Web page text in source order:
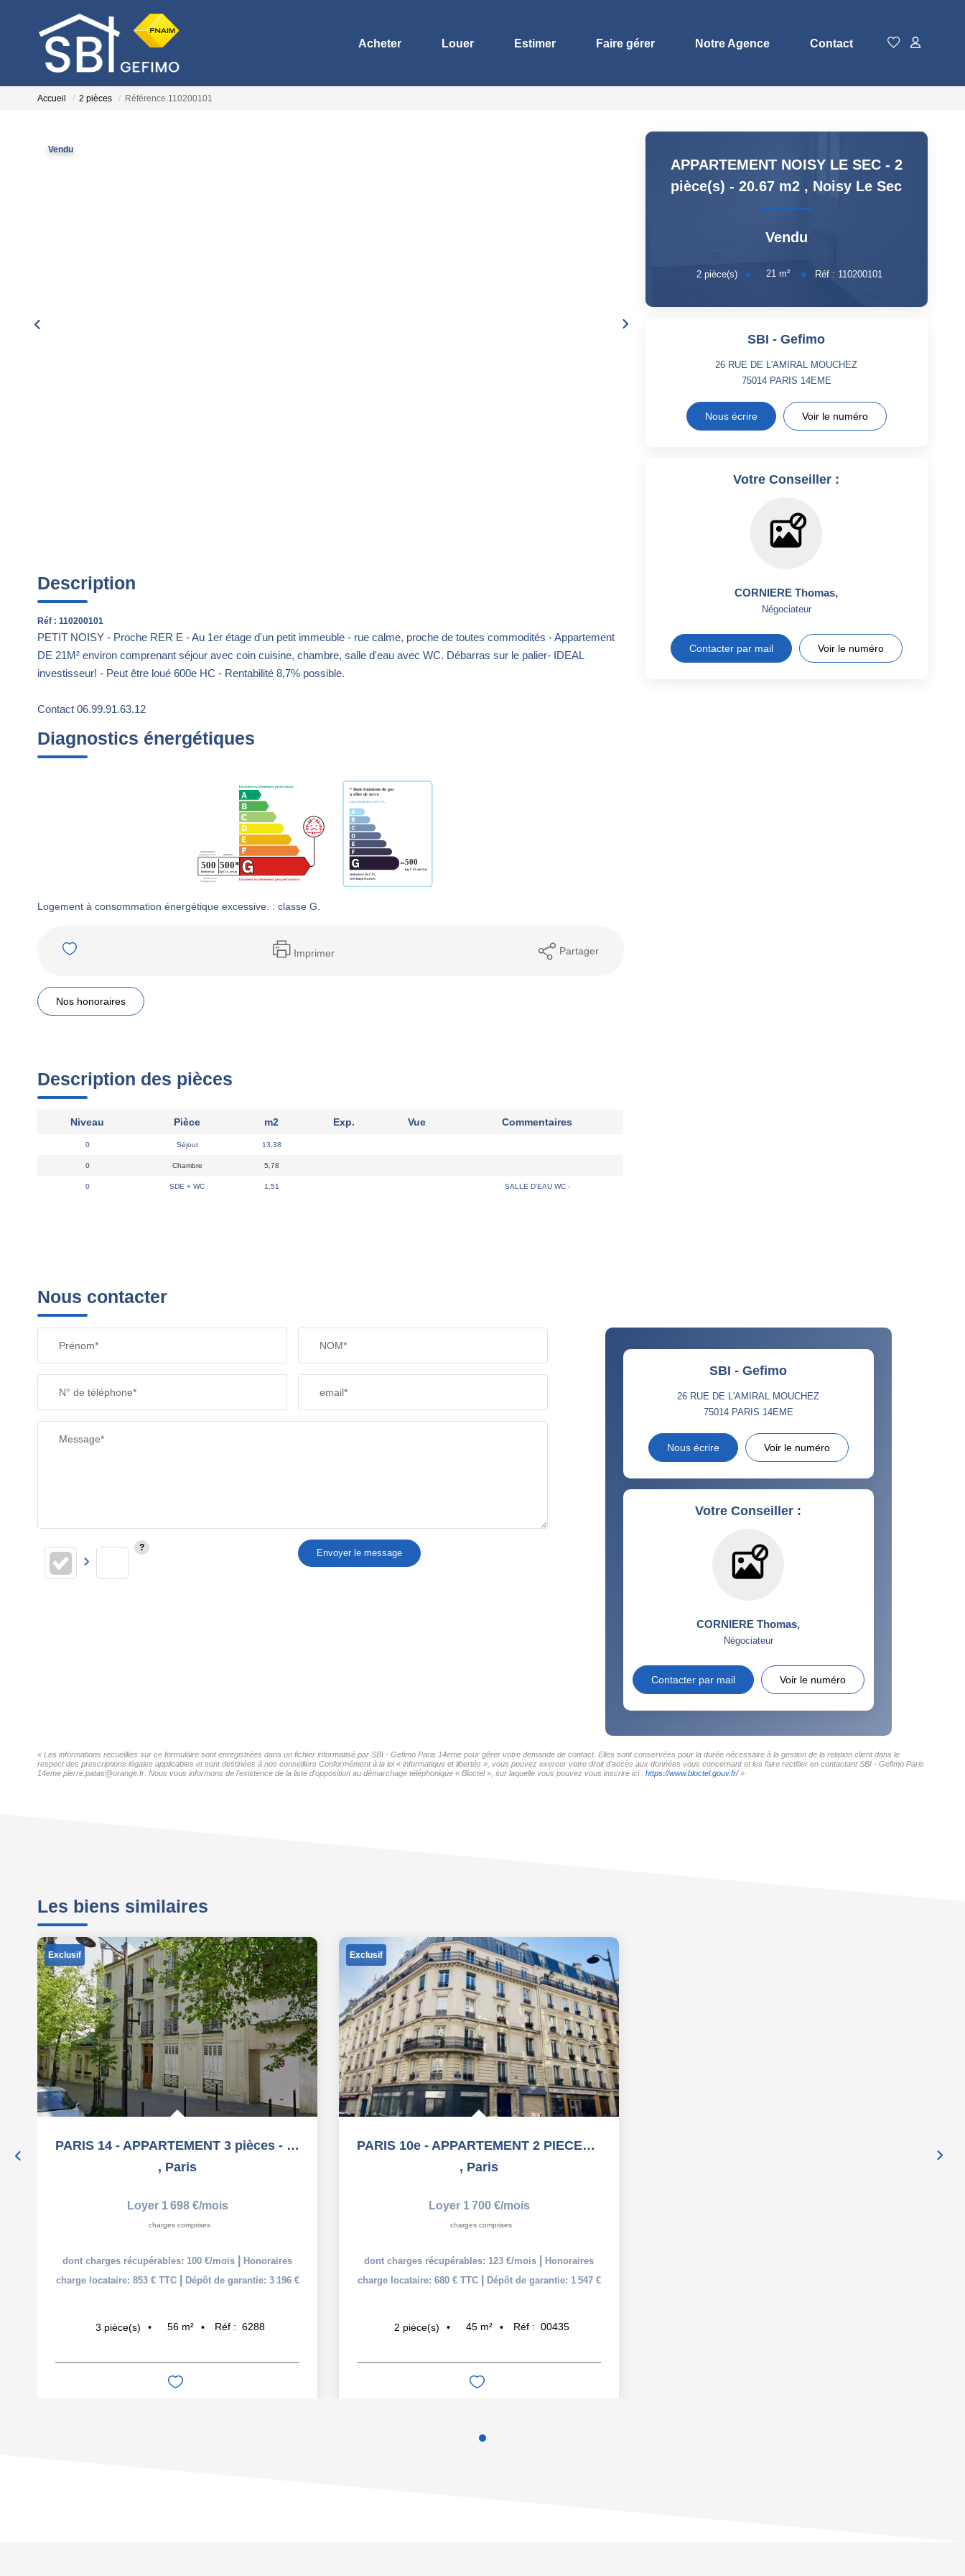
Acheter Louer Estimer Faire gérer Notre Agence Contact
Accueil 2 pièces Référence 110200101
Vendu
Description
Réf : 110200101
PETIT NOISY - Proche RER E - Au 1er étage d'un petit immeuble - rue calme, proche de toutes commodités - Appartement
DE 21M² environ comprenant séjour avec coin cuisine, chambre, salle d'eau avec WC. Débarras sur le palier- IDEAL
investisseur! - Peut être loué 600e HC - Rentabilité 8,7% possible.
Contact 06.99.91.63.12
Diagnostics énergétiques
Logement à consommation énergétique excessive. : classe G.
Imprimer Partager
Nos honoraires
Description des pièces
Niveau Pièce m2 Exp. Vue Commentaires
0 Séjour 13,38
0 Chambre 5,78
0 SDE + WC 1,51 SALLE D'EAU WC -
APPARTEMENT NOISY LE SEC - 2
pièce(s) - 20.67 m2 , Noisy Le Sec
Vendu
2 pièce(s) 21 m² Réf : 110200101
SBI - Gefimo
26 RUE DE L'AMIRAL MOUCHEZ
75014 PARIS 14EME
Nous écrire Voir le numéro
Votre Conseiller :
CORNIERE Thomas,
Négociateur
Contacter par mail Voir le numéro
Nous contacter
Prénom* NOM*
N° de téléphone* email*
Message*
Envoyer le message
SBI - Gefimo
26 RUE DE L'AMIRAL MOUCHEZ
75014 PARIS 14EME
Nous écrire Voir le numéro
Votre Conseiller :
CORNIERE Thomas,
Négociateur
Contacter par mail Voir le numéro
« Les informations recueillies sur ce formulaire sont enregistrées dans un fichier informatisé par SBI - Gefimo Paris 14eme pour gérer votre demande de contact. Elles sont conservées pour la durée nécessaire à la gestion de la relation client dans le
respect des prescriptions légales applicables et sont destinées à nos conseillers Conformément à la loi « informatique et libertés », vous pouvez exercer votre droit d'accès aux données vous concernant et les faire rectifier en contactant SBI - Gefimo Paris
14eme pierre.patas@orange.fr. Nous vous informons de l'existence de la liste d'opposition au démarchage téléphonique « Bloctel », sur laquelle vous pouvez vous inscrire ici : https://www.bloctel.gouv.fr/»
Les biens similaires
Exclusif
PARIS 14 - APPARTEMENT 3 pièces - 56.4 m2
, Paris
Loyer 1 698 €/mois
charges comprises
dont charges récupérables: 100 €/mois
Honoraires
charge locataire: 853 € TTC
Dépôt de garantie: 3 196 €
3 pièce(s) 56 m² Réf : 6288
Exclusif
PARIS 10e - APPARTEMENT 2 PIECES AVEC BALCON - 45 m2
, Paris
Loyer 1 700 €/mois
charges comprises
dont charges récupérables: 123 €/mois
Honoraires
charge locataire: 680 € TTC
Dépôt de garantie: 1 547 €
2 pièce(s) 45 m² Réf : 00435